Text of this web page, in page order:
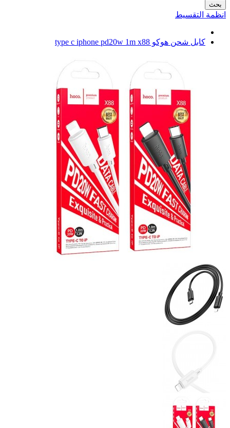
بحث
انظمة التقسيط
كابل شحن هوكو type c iphone pd20w 1m x88